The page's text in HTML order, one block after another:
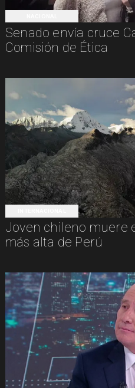
Senado envía cruce
Comisión de Ética
Joven chileno muere
más alta de Perú